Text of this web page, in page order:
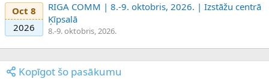
Oct 8
2026
RIGA COMM | 8.-9. oktobris, 2026. | Izstāžu centrā
Ķīpsalā
8.-9. oktobris, 2026.
Kopīgot šo pasākumu